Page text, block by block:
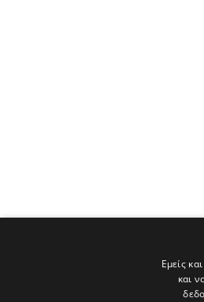
Εμείς
και